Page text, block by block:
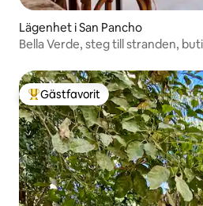
Lägenhet i San Pancho
Bella Verde, steg till stranden,
Populär gästfavorit
Gästfavorit